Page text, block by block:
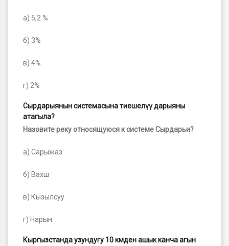
а) 5,2 %
б) 3%
в) 4%
г) 2%
Сырдарыянын системасына тиешелүү дарыяны
атагыла?
Назовите реку относящуюся к системе Сырдарьи?
а) Сарыжаз
б) Вахш
в) Кызылсуу
г) Нарын
Кыргызстанда узундугу 10 кмден ашык канча агын